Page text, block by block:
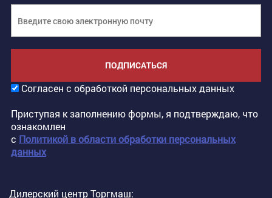
ПОДПИСАТЬСЯ
Согласен с обработкой персональных данных
Приступая к заполнению формы, я подтверждаю, что
ознакомлен
с Политикой в области обработки персональных
данных
Дилерский центр Торгмаш: